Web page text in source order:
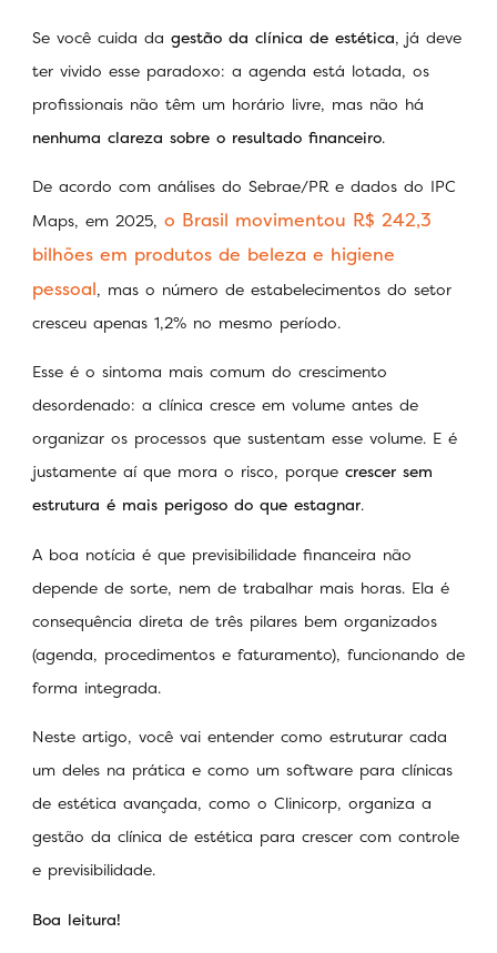
Se você cuida da gestão da clínica de estética, já deve
ter vivido esse paradoxo: a agenda está lotada, os
profissionais não têm um horário livre, mas não há
nenhuma clareza sobre o resultado financeiro.
De acordo com análises do Sebrae/PR e dados do IPC
Maps, em 2025, o Brasil movimentou R$ 242,3
bilhões em produtos de beleza e higiene
pessoal, mas o número de estabelecimentos do setor
cresceu apenas 1,2% no mesmo período.
Esse é o sintoma mais comum do crescimento
desordenado: a clínica cresce em volume antes de
organizar os processos que sustentam esse volume. E é
justamente aí que mora o risco, porque crescer sem
estrutura é mais perigoso do que estagnar.
A boa notícia é que previsibilidade financeira não
depende de sorte, nem de trabalhar mais horas. Ela é
consequência direta de três pilares bem organizados
(agenda, procedimentos e faturamento), funcionando de
forma integrada.
Neste artigo, você vai entender como estruturar cada
um deles na prática e como um software para clínicas
de estética avançada, como o Clinicorp, organiza a
gestão da clínica de estética para crescer com controle
e previsibilidade.
Boa leitura!